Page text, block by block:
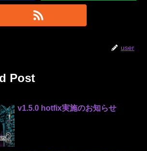
user
Post
v1.5.0 hotfix実施のお知らせ